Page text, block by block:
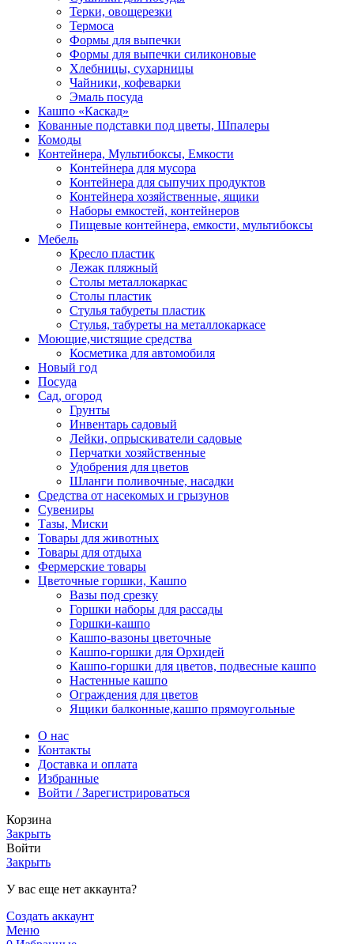
Терки, овощерезки
Термоса
Формы для выпечки
Формы для выпечки силиконовые
Хлебницы, сухарницы
Чайники, кофеварки
Эмаль посуда
Кашпо «Каскад»
Кованные подставки под цветы, Шпалеры
Комоды
Контейнера, Мультибоксы, Емкости
Контейнера для мусора
Контейнера для сыпучих продуктов
Контейнера хозяйственные, ящики
Наборы емкостей, контейнеров
Пищевые контейнера, емкости, мультибоксы
Мебель
Кресло пластик
Лежак пляжный
Столы металлокаркас
Столы пластик
Стулья табуреты пластик
Стулья, табуреты на металлокаркасе
Моющие,чистящие средства
Косметика для автомобиля
Новый год
Посуда
Сад, огород
Грунты
Инвентарь садовый
Лейки, опрыскиватели садовые
Перчатки хозяйственные
Удобрения для цветов
Шланги поливочные, насадки
Средства от насекомых и грызунов
Сувениры
Тазы, Миски
Товары для животных
Товары для отдыха
Фермерские товары
Цветочные горшки, Кашпо
Вазы под срезку
Горшки наборы для рассады
Горшки-кашпо
Кашпо-вазоны цветочные
Кашпо-горшки для Орхидей
Кашпо-горшки для цветов, подвесные кашпо
Настенные кашпо
Ограждения для цветов
Ящики балконные,кашпо прямоугольные
О нас
Контакты
Доставка и оплата
Избранные
Войти / Зарегистрироваться
Корзина
Закрыть
Войти
Закрыть
У вас еще нет аккаунта?
Создать аккаунт
Меню